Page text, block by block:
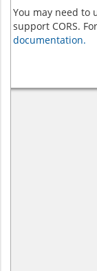
You may need to
support CORS.
documentation.